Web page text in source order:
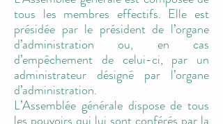
tous les membres effectifs. Elle est
présidée par le président de l’organe
d’administration ou, en cas
d’empêchement de celui-ci, par un
administrateur désigné par l’organe
d’administration.
L’Assemblée générale dispose de tous